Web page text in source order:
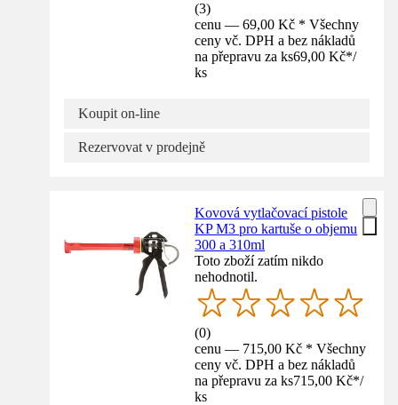
(3)
cenu — 69,00 Kč * Všechny
ceny vč. DPH a bez nákladů
na přepravu za ks69,00 Kč*/
ks
Koupit on-line
Rezervovat v prodejně
Kovová vytlačovací pistole
KP M3 pro kartuše o objemu
300 a 310ml
Toto zboží zatím nikdo
nehodnotil.
(0)
cenu — 715,00 Kč * Všechny
ceny vč. DPH a bez nákladů
na přepravu za ks715,00 Kč*/
ks